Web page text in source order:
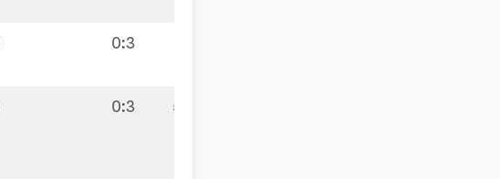
0:3
0:3 5:5